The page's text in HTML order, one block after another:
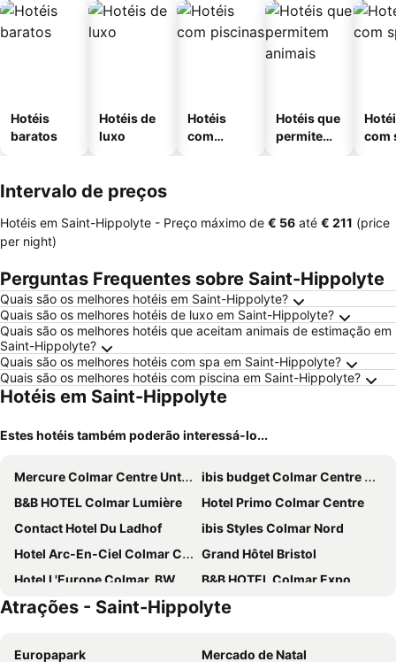
Hotéis
baratos
Hotéis de
luxo
Hotéis
com
Hotéis que
permitem
com
Intervalo de preços
Hotéis em Saint-Hippolyte - Preço máximo de ‎€ 56 até ‎€ 211 (price
per night)
Perguntas Frequentes sobre Saint-Hippolyte
Quais são os melhores hotéis em Saint-Hippolyte?
Quais são os melhores hotéis de luxo em Saint-Hippolyte?
Quais são os melhores hotéis que aceitam animais de estimação em
Saint-Hippolyte?
Quais são os melhores hotéis com spa em Saint-Hippolyte?
Quais são os melhores hotéis com piscina em Saint-Hippolyte?
Hotéis em Saint-Hippolyte
Estes hotéis também poderão interessá-lo...
Mercure Colmar Centre Unterlinden
ibis budget Colmar Centre Ville
B&B HOTEL Colmar Lumière
Hotel Primo Colmar Centre
Contact Hotel Du Ladhof
ibis Styles Colmar Nord
Hotel Arc-En-Ciel Colmar Contact Hotel
Grand Hôtel Bristol
Hotel L'Europe Colmar, BW Signature Collection
B&B HOTEL Colmar Expo
Hôtel le Saint Nicolas
Best Western Colmar Expo
Campanile NATURE - Colmar Parc des Exposition
The Originals City, Hôtel Colmar Gare
Atrações - Saint-Hippolyte
Europapark
Mercado de Natal